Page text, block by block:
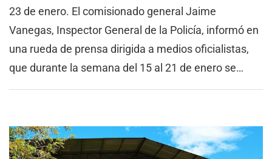
23 de enero. El comisionado general Jaime
Vanegas, Inspector General de la Policía, informó en
una rueda de prensa dirigida a medios oficialistas,
que durante la semana del 15 al 21 de enero se…